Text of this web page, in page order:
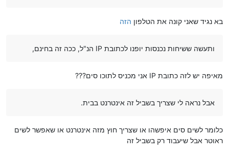
בא נגיד שאני קונה את הטלפון הזה
ותעשה ששיחות נכנסות יופנו לכתובת IP הנ"ל, ככה זה בחינם,
מאיפה יש לזה כתובת IP אני מכניס לתוכו סים???
אבל נראה לי שצריך בשביל זה אינטרנט בבית.
כלומר לשים סים איפשהו או שצריך חוץ מזה אינטרנט או שאפשר לשים
ראוטר אבל שיעבוד רק בשביל זה